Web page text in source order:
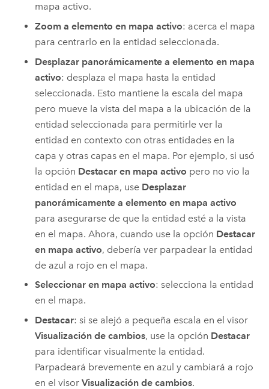
mapa activo.
Zoom a elemento en mapa activo: acerca el mapa
para centrarlo en la entidad seleccionada.
Desplazar panorámicamente a elemento en mapa
activo: desplaza el mapa hasta la entidad
seleccionada. Esto mantiene la escala del mapa
pero mueve la vista del mapa a la ubicación de la
entidad seleccionada para permitirle ver la
entidad en contexto con otras entidades en la
capa y otras capas en el mapa. Por ejemplo, si usó
la opción Destacar en mapa activo pero no vio la
entidad en el mapa, use Desplazar
panorámicamente a elemento en mapa activo
para asegurarse de que la entidad esté a la vista
en el mapa. Ahora, cuando use la opción Destacar
en mapa activo, debería ver parpadear la entidad
de azul a rojo en el mapa.
Seleccionar en mapa activo: selecciona la entidad
en el mapa.
Destacar: si se alejó a pequeña escala en el visor
Visualización de cambios, use la opción Destacar
para identificar visualmente la entidad.
Parpadeará brevemente en azul y cambiará a rojo
en el visorVisualización de cambios.